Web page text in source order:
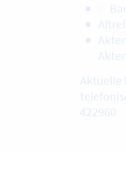
Aktuelle
422960